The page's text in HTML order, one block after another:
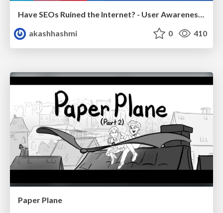
Have SEOs Ruined the Internet? - User Awareness of SEO in 2025
akashhashmi
0 410
Paper Plane